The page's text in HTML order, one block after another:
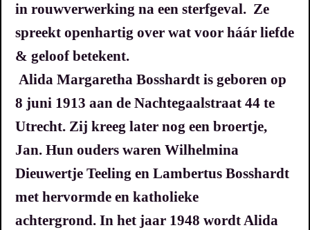
in rouwverwerking na een sterfgeval. Ze
spreekt openhartig over wat voor háár liefde
& geloof betekent.
Alida Margaretha Bosshardt is geboren op
8 juni 1913 aan de Nachtegaalstraat 44 te
Utrecht. Zij kreeg later nog een broertje,
Jan. Hun ouders waren Wilhelmina
Dieuwertje Teeling en Lambertus Bosshardt
met hervormde en katholieke
achtergrond. In het jaar 1948 wordt Alida